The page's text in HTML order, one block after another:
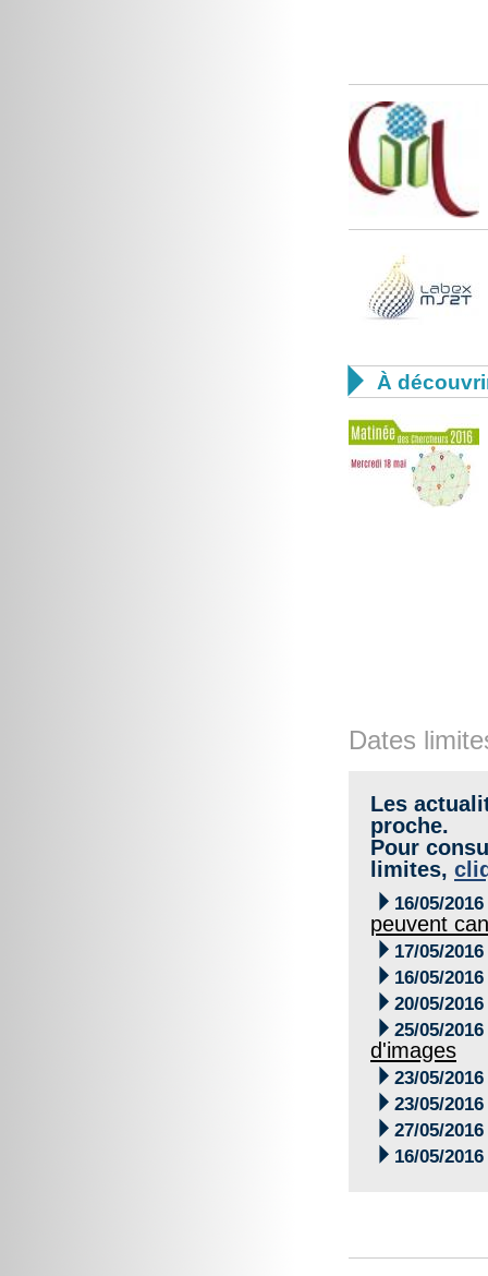
 À
Dates
Les
proche.
Pour
limites,
 16/05/2016
peuvent
 17/05/2016
 16/05/2016
 20/05/2016
 25/05/2016
d'images
 23/05/2016
 23/05/2016
 27/05/2016
 16/05/2016